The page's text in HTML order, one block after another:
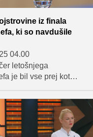
iz finala
ki so navdušile
04.00
letošnjega
je bil vse prej kot
Miša Koplova sta 10-
zaključili z izjemnimi
za katere sta
popoln rezultat – 10 točk